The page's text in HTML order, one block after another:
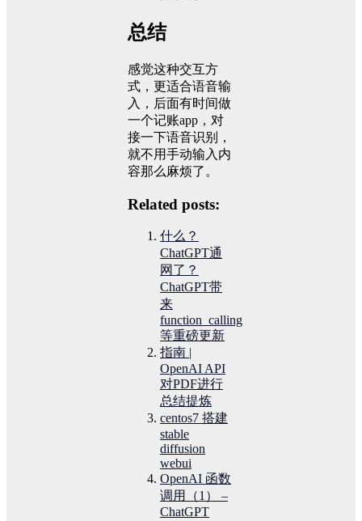
总结
感觉这种交互方
式，更适合语音输
入，后面有时间做
一个记账app，对
接一下语音识别，
就不用手动输入内
容那么麻烦了。
Related posts:
什么？
ChatGPT通
网了？
ChatGPT带
来
function_calling
等重磅更新
指南 |
OpenAI API
对PDF进行
总结提炼
centos7 搭建
stable
diffusion
webui
OpenAI 函数
调用（1） –
ChatGPT